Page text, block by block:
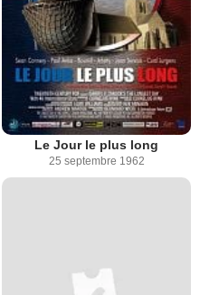
Le Jour le plus long
25 septembre 1962